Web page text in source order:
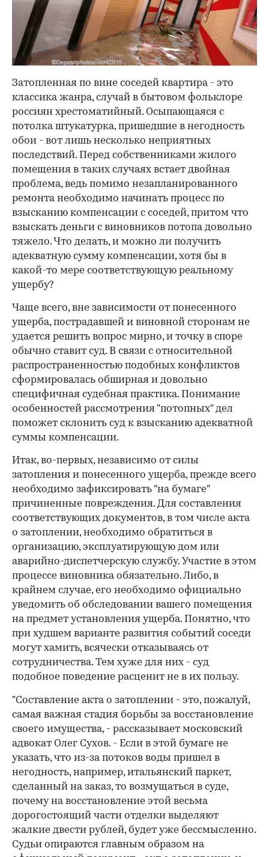
Затопленная по вине соседей квартира - это
классика жанра, случай в бытовом фольклоре
россиян хрестоматийный. Осыпающаяся с
потолка штукатурка, пришедшие в негодность
обои - вот лишь несколько неприятных
последствий. Перед собственниками жилого
помещения в таких случаях встает двойная
проблема, ведь помимо незапланированного
ремонта необходимо начинать процесс по
взысканию компенсации с соседей, притом что
взыскать деньги с виновников потопа довольно
тяжело. Что делать, и можно ли получить
адекватную сумму компенсации, хотя бы в
какой-то мере соответствующую реальному
ущербу?
Чаще всего, вне зависимости от понесенного
ущерба, пострадавшей и виновной сторонам не
удается решить вопрос мирно, и точку в споре
обычно ставит суд. В связи с относительной
распространенностью подобных конфликтов
сформировалась обширная и довольно
специфичная судебная практика. Понимание
особенностей рассмотрения "потопных" дел
поможет склонить суд к взысканию адекватной
суммы компенсации.
Итак, во-первых, независимо от силы
затопления и понесенного ущерба, прежде всего
необходимо зафиксировать "на бумаге"
причиненные повреждения. Для составления
соответствующих документов, в том числе акта
о затоплении, необходимо обратиться в
организацию, эксплуатирующую дом или
аварийно-диспетчерскую службу. Участие в этом
процессе виновника обязательно. Либо, в
крайнем случае, его необходимо официально
уведомить об обследовании вашего помещения
на предмет установления ущерба. Понятно, что
при худшем варианте развития событий соседи
могут хамить, всячески отказываясь от
сотрудничества. Тем хуже для них - суд
подобное поведение расценит не в их пользу.
"Составление акта о затоплении - это, пожалуй,
самая важная стадия борьбы за восстановление
своего имущества, - рассказывает московский
адвокат Олег Сухов. - Если в этой бумаге не
указать, что из-за потоков воды пришел в
негодность, например, итальянский паркет,
сделанный на заказ, то возмущаться в суде,
почему на восстановление этой весьма
дорогостоящий части отделки выделяют
жалкие двести рублей, будет уже бессмысленно.
Судьи опираются главным образом на